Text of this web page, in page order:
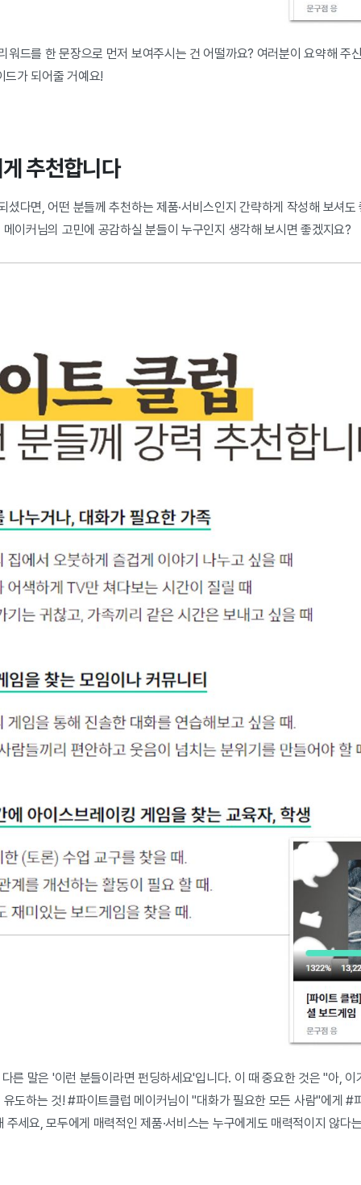
워드를 한 문장으로 먼저 보여주시는 건 어떨까요? 여러분이 요약해 주
드가 되어줄 거예요!
추천합니다
셨다면, 어떤 분들께 추천하는 제품·서비스인지 간략하게 작성해 보셔
이커님의 고민에 공감하실 분들이 누구인지 생각해 보시면 좋겠지요?
른 말은 '이런 분들이라면 펀딩하세요'입니다. 이 때 중요한 것은 "아,
도하는 것! #파이트클럽 메이커님이 "대화가 필요한 모든 사람"에게 #
주세요, 모두에게 매력적인 제품·서비스는 누구에게도 매력적이지 않다